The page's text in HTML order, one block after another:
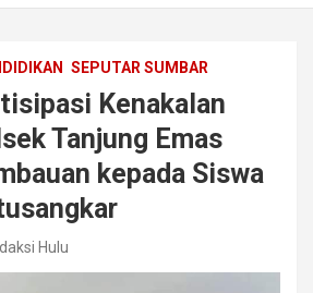
SEPUTAR SUMBAR
Kenakalan
Tanjung Emas
kepada Siswa
Hulu